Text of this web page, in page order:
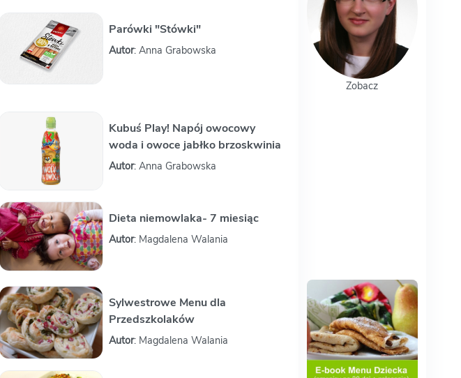
Parówki "Stówki"
Autor: Anna Grabowska
Kubuś Play! Napój owocowy
woda i owoce jabłko brzoskwinia
Autor: Anna Grabowska
Dieta niemowlaka- 7 miesiąc
Autor: Magdalena Walania
Sylwestrowe Menu dla
Przedszkolaków
Autor: Magdalena Walania
Zobacz